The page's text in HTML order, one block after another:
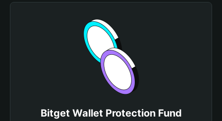
Bitget Wallet Protection Fund